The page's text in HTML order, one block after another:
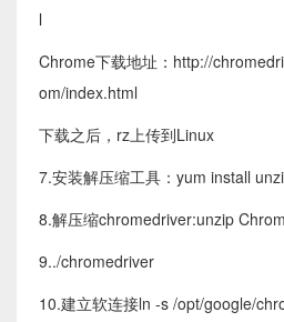
l
Chrome下载地址：http://
om/index.html
下载之后，rz上传到Linux
7.安装解压缩工具：yum install
8.解压缩chromedriver:unzip
9../chromedriver
10.建立软连接ln -s /opt/google/